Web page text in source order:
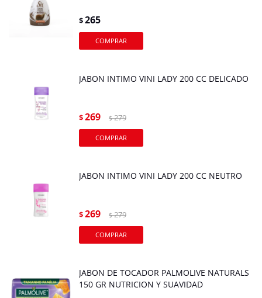
$265
JABON INTIMO VINI LADY 200 CC DELICADO
$269 $ 279
JABON INTIMO VINI LADY 200 CC NEUTRO
$269 $ 279
JABON DE TOCADOR PALMOLIVE NATURALS
150 GR NUTRICION Y SUAVIDAD